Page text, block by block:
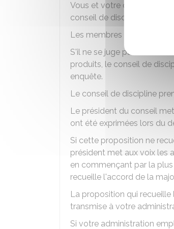
Vous et votre défenseur
conseil de discipline ne
Les membres du conseil
S'il ne se juge pas
produits, le conseil de
enquête.
Le conseil de discipline
Le président du conseil
ont été exprimées lors du
Si cette proposition ne
président met aux voix les
en commençant par la
recueille l'accord de la
La proposition qui
transmise à votre
Si votre administration